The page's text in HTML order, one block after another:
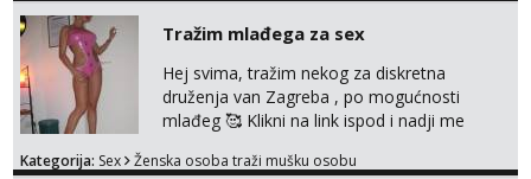
Čekam tvoj poziv!
Tel:064/677-677- Kod: #72
tel:0,93€ - mob:1,12€ min
Tražim mlađega za sex
Hej svima, tražim nekog za diskretna
druženja van Zagreba , po mogućnosti
mlađeg 🥰 Klikni na link ispod i nadji me
Kategorija: Sex Ženska osoba traži mušku osobu